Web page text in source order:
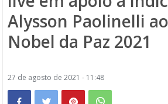
Alysson Paolinelli
Nobel da Paz 2021
27 de agosto de 2021 - 11:48